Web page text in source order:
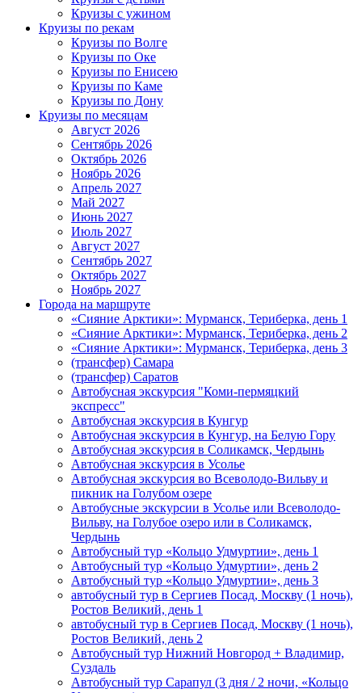
Круизы с ужином
Круизы по рекам
Круизы по Волге
Круизы по Оке
Круизы по Енисею
Круизы по Каме
Круизы по Дону
Круизы по месяцам
Август 2026
Сентябрь 2026
Октябрь 2026
Ноябрь 2026
Апрель 2027
Май 2027
Июнь 2027
Июль 2027
Август 2027
Сентябрь 2027
Октябрь 2027
Ноябрь 2027
Города на маршруте
«Сияние Арктики»: Мурманск, Териберка, день 1
«Сияние Арктики»: Мурманск, Териберка, день 2
«Сияние Арктики»: Мурманск, Териберка, день 3
(трансфер) Самара
(трансфер) Саратов
Автобусная экскурсия "Коми-пермяцкий
экспресс"
Автобусная экскурсия в Кунгур
Автобусная экскурсия в Кунгур, на Белую Гору
Автобусная экскурсия в Соликамск, Чердынь
Автобусная экскурсия в Усолье
Автобусная экскурсия во Всеволодо-Вильву и
пикник на Голубом озере
Автобусные экскурсии в Усолье или Всеволодо-
Вильву, на Голубое озеро или в Соликамск,
Чердынь
Автобусный тур «Кольцо Удмуртии», день 1
Автобусный тур «Кольцо Удмуртии», день 2
Автобусный тур «Кольцо Удмуртии», день 3
автобусный тур в Сергиев Посад, Москву (1 ночь),
Ростов Великий, день 1
автобусный тур в Сергиев Посад, Москву (1 ночь),
Ростов Великий, день 2
Автобусный тур Нижний Новгород + Владимир,
Суздаль
Автобусный тур Сарапул (3 дня / 2 ночи, «Кольцо